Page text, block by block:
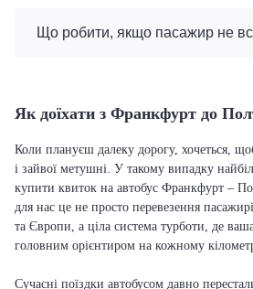
Що робити, якщо пасажир не
Як доїхати з Франкфурт до
Коли плануєш далеку дорогу, хочеться,
і зайвої метушні. У такому випадку
купити квиток на автобус Франкфурт –
для нас це не просто перевезення
та Європи, а ціла система турботи, де
головним орієнтиром на кожному
Сучасні поїздки автобусом давно